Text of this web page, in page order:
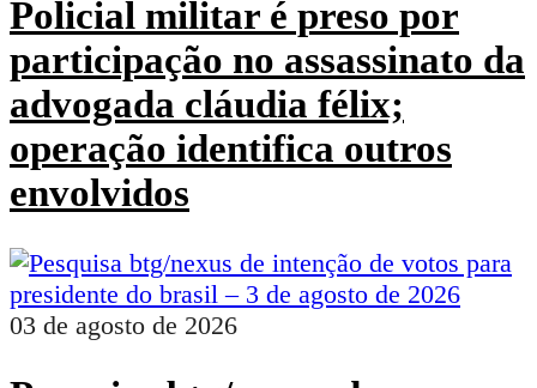
Policial militar é preso por
participação no assassinato da
advogada cláudia félix;
operação identifica outros
envolvidos
03 de agosto de 2026